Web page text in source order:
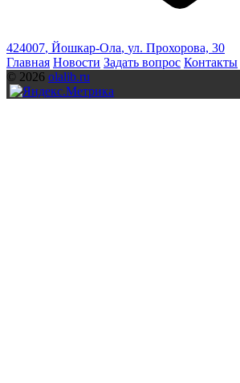
424007, Йошкар-Ола, ул. Прохорова, 30
Главная Новости Задать вопрос Контакты
© 2026 olalib.ru